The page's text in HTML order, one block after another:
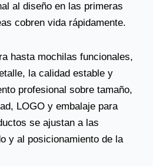
al diseño en las primeras
cobren vida rápidamente.
hasta mochilas funcionales,
la calidad estable y
profesional sobre tamaño,
LOGO y embalaje para
se ajustan a las
y al posicionamiento de la